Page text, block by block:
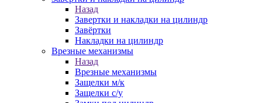
Назад
Завертки и накладки на цилиндр
Завёртки
Накладки на цилиндр
Врезные механизмы
Назад
Врезные механизмы
Защелки м/к
Защелки с/у